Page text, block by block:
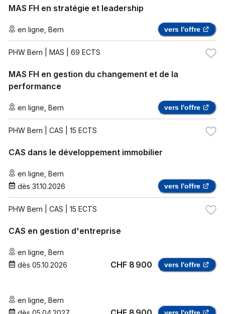
MAS FH en stratégie et leadership
en ligne Bern vers l'offre
PHW Bern | MAS | 69 ECTS
MAS FH en gestion du changement et de la
performance
en ligne Bern vers l'offre
PHW Bern | CAS | 15 ECTS
CAS dans le développement immobilier
en ligne Bern
dès 31.10.2026 vers l'offre
PHW Bern | CAS | 15 ECTS
CAS en gestion d'entreprise
en ligne Bern
dès 05.10.2026 CHF 8 900 vers l'offre
en ligne Bern